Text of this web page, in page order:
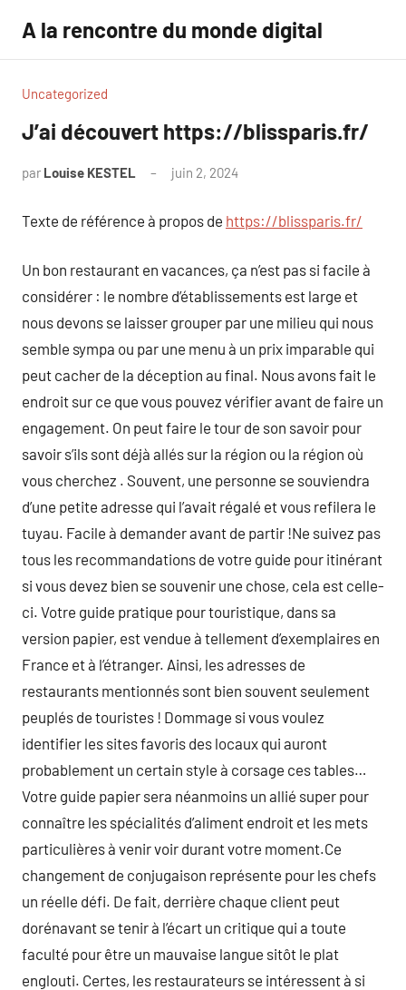
contenu
A la rencontre du monde digital
Uncategorized
J’ai découvert https://blissparis.fr/
par Louise KESTEL juin 2, 2024
Texte de référence à propos de https://blissparis.fr/
Un bon restaurant en vacances, ça n’est pas si facile à
considérer : le nombre d’établissements est large et
nous devons se laisser grouper par une milieu qui nous
semble sympa ou par une menu à un prix imparable qui
peut cacher de la déception au final. Nous avons fait le
endroit sur ce que vous pouvez vérifier avant de faire un
engagement. On peut faire le tour de son savoir pour
savoir s’ils sont déjà allés sur la région ou la région où
vous cherchez . Souvent, une personne se souviendra
d’une petite adresse qui l’avait régalé et vous refilera le
tuyau. Facile à demander avant de partir !Ne suivez pas
tous les recommandations de votre guide pour itinérant
si vous devez bien se souvenir une chose, cela est celle-
ci. Votre guide pratique pour touristique, dans sa
version papier, est vendue à tellement d’exemplaires en
France et à l’étranger. Ainsi, les adresses de
restaurants mentionnés sont bien souvent seulement
peuplés de touristes ! Dommage si vous voulez
identifier les sites favoris des locaux qui auront
probablement un certain style à corsage ces tables…
Votre guide papier sera néanmoins un allié super pour
connaître les spécialités d’aliment endroit et les mets
particulières à venir voir durant votre moment.Ce
changement de conjugaison représente pour les chefs
un réelle défi. De fait, derrière chaque client peut
dorénavant se tenir à l’écart un critique qui a toute
faculté pour être un mauvaise langue sitôt le plat
englouti. Certes, les restaurateurs se intéressent à si